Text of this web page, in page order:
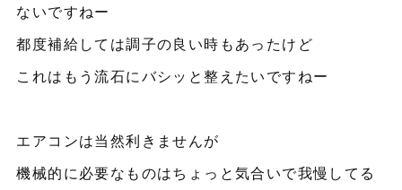
ないですねー
都度補給しては調子の良い時もあったけど
これはもう流石にバシッと整えたいですねー
エアコンは当然利きませんが
機械的に必要なものはちょっと気合いで我慢してる